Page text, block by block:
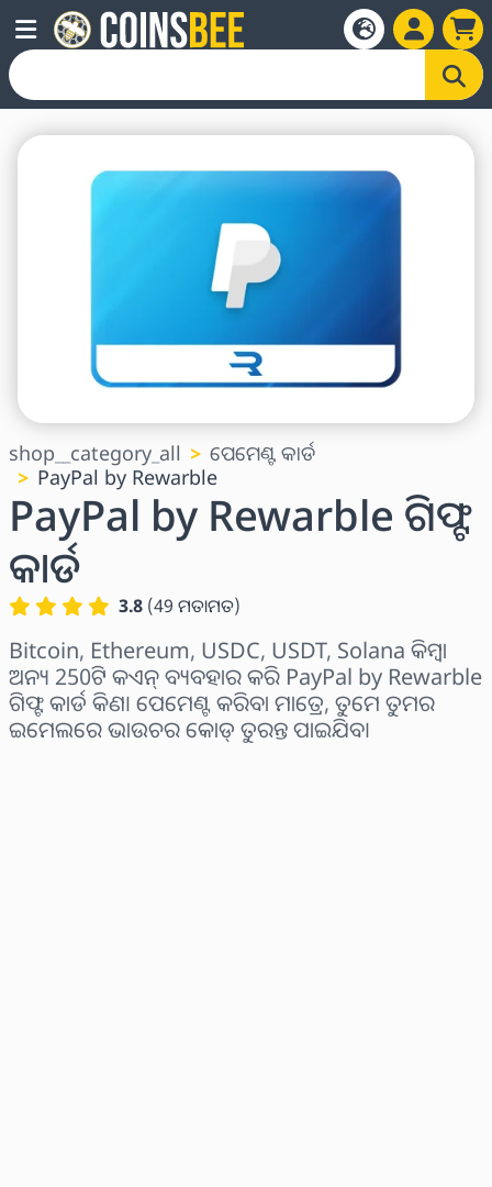
shop__category_all
ପେମେଣ୍ଟ କାର୍ଡ
PayPal by Rewarble
PayPal by Rewarble ଗିଫ୍ଟ
କାର୍ଡ
3.8 (49 ମତାମତ)
Bitcoin, Ethereum, USDC, USDT, Solana କିମ୍ବା
ଅନ୍ୟ 250ଟି କଏନ୍ ବ୍ୟବହାର କରି PayPal by Rewarble
ଗିଫ୍ଟ କାର୍ଡ କିଣ। ପେମେଣ୍ଟ କରିବା ମାତ୍ରେ, ତୁମେ ତୁମର
ଇମେଲରେ ଭାଉଚର କୋଡ୍ ତୁରନ୍ତ ପାଇଯିବ।